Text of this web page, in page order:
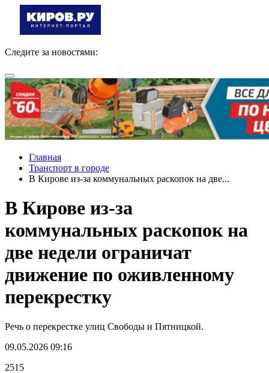
Следите за новостями:
Главная
Транспорт в городе
В Кирове из-за коммунальных раскопок на две...
В Кирове из-за
коммунальных раскопок на
две недели ограничат
движение по оживленному
перекрестку
Речь о перекрестке улиц Свободы и Пятницкой.
09.05.2026 09:16
2515